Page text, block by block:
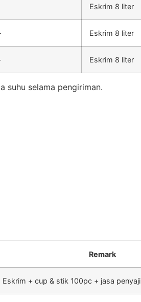
Eskrim 8 liter
Eskrim 8 liter
Eskrim 8 liter
suhu selama pengiriman.
Remark
Eskrim + cup & stik 100pc + jasa penyaji